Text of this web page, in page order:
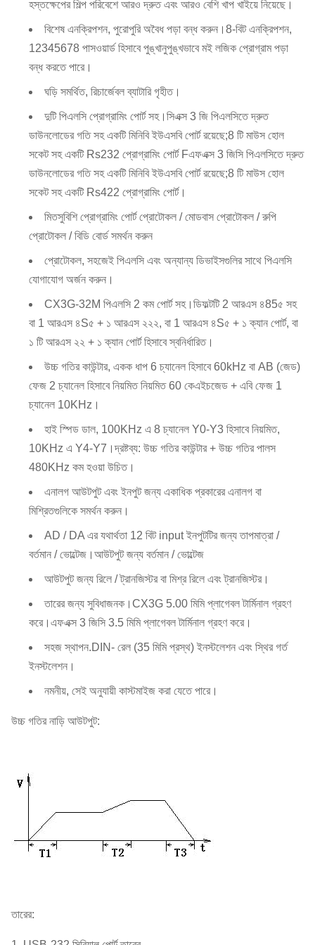
হস্তক্ষেপের শিল্প পরিবেশে আরও দ্রুত এবং আরও বেশি খাপ খাইয়ে নিয়েছে।
বিশেষ এনক্রিপশন, পুরোপুরি অবৈধ পড়া বন্ধ করুন।8-বিট এনক্রিপশন,
12345678 পাসওয়ার্ড হিসাবে পুঙ্খানুপুঙ্খভাবে মই লজিক প্রোগ্রাম পড়া
বন্ধ করতে পারে।
ঘড়ি সমর্থিত, রিচার্জেবল ব্যাটারি গৃহীত।
দুটি পিএলসি প্রোগ্রামিং পোর্ট সহ।সিএক্স 3 জি পিএলসিতে দ্রুত
ডাউনলোডের গতি সহ একটি মিনিবি ইউএসবি পোর্ট রয়েছে;8 টি মাউস হোল
সকেট সহ একটি Rs232 প্রোগ্রামিং পোর্ট Fএফএক্স 3 জিসি পিএলসিতে দ্রুত
ডাউনলোডের গতি সহ একটি মিনিবি ইউএসবি পোর্ট রয়েছে;8 টি মাউস হোল
সকেট সহ একটি Rs422 প্রোগ্রামিং পোর্ট।
মিতসুবিশি প্রোগ্রামিং পোর্ট প্রোটোকল / মোডবাস প্রোটোকল / রুপি
প্রোটোকল / বিডি বোর্ড সমর্থন করুন
প্রোটোকল, সহজেই পিএলসি এবং অন্যান্য ডিভাইসগুলির সাথে পিএলসি
যোগাযোগ অর্জন করুন।
CX3G-32M পিএলসি 2 কম পোর্ট সহ।ডিফল্টটি 2 আরএস ৪85৫ সহ
বা 1 আরএস ৪S৫ + ১ আরএস ২২২, বা 1 আরএস ৪S৫ + ১ ক্যান পোর্ট, বা
১ টি আরএস ২২ + ১ ক্যান পোর্ট হিসাবে স্বনির্ধারিত।
উচ্চ গতির কাউন্টার, একক ধাপ 6 চ্যানেল হিসাবে 60kHz বা AB (জেড)
ফেজ 2 চ্যানেল হিসাবে নিয়মিত নিয়মিত 60 কেএইচজেড + এবি ফেজ 1
চ্যানেল 10KHz।
হাই স্পিড ডাল, 100KHz এ 8 চ্যানেল Y0-Y3 হিসাবে নিয়মিত,
10KHz এ Y4-Y7।দ্রষ্টব্য: উচ্চ গতির কাউন্টার + উচ্চ গতির পালস
480KHz কম হওয়া উচিত।
এনালগ আউটপুট এবং ইনপুট জন্য একাধিক প্রকারের এনালগ বা
মিশ্রিতগুলিকে সমর্থন করুন।
AD / DA এর যথার্থতা 12 বিট input ইনপুটটির জন্য তাপমাত্রা /
বর্তমান / ভোল্টেজ।আউটপুট জন্য বর্তমান / ভোল্টেজ
আউটপুট জন্য রিলে / ট্রানজিস্টর বা মিশ্র রিলে এবং ট্রানজিস্টর।
তারের জন্য সুবিধাজনক।CX3G 5.00 মিমি প্লাগেবল টার্মিনাল গ্রহণ
করে।এফএক্স 3 জিসি 3.5 মিমি প্লাগেবল টার্মিনাল গ্রহণ করে।
সহজ স্থাপন.DIN- রেল (35 মিমি প্রস্থ) ইনস্টলেশন এবং স্থির গর্ত
ইনস্টলেশন।
নমনীয়, সেই অনুযায়ী কাস্টমাইজ করা যেতে পারে।
উচ্চ গতির নাড়ি আউটপুট:
তারের: